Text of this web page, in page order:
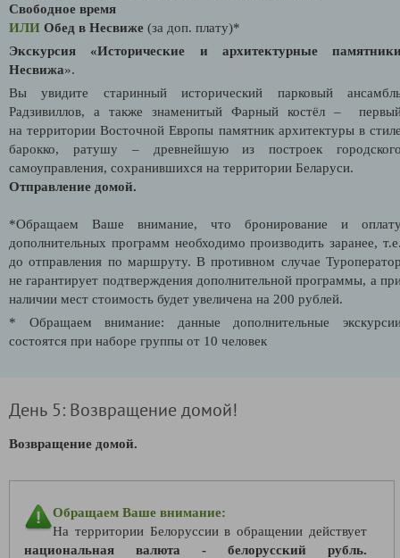
Свободное время
ИЛИ Обед в Несвиже (за доп. плату)*
Экскурсия «Исторические и архитектурные
Несвижа».
Вы увидите старинный исторический парковый
Радзивиллов, а также знаменитый Фарный костёл –
на территории Восточной Европы памятник архитектуры в
барокко, ратушу – древнейшую из построек
самоуправления, сохранившихся на территории Беларуси.
Отправление домой.
*Обращаем Ваше внимание, что бронирование и
дополнительных программ необходимо производить заранее,
до отправления по маршруту. В противном случае
не гарантирует подтверждения дополнительной программы, а
наличии мест стоимость будет увеличена на 200 рублей.
* Обращаем внимание: данные дополнительные
состоятся при наборе группы от 10 человек
День 5: Возвращение домой!
Возвращение домой.
Обращаем Ваше внимание:
На территории Белоруссии в обращении действует
национальная валюта - белорусский рубль.